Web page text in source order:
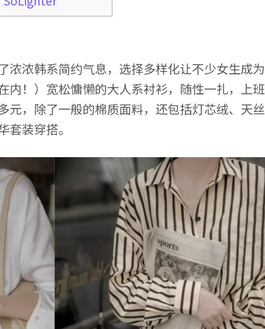
浓浓韩系简约气息，选择多样化让不少女生成为
内！）宽松慵懒的大人系衬衫，随性一扎，上班
元，除了一般的棉质面料，还包括灯芯绒、天丝
装穿搭。